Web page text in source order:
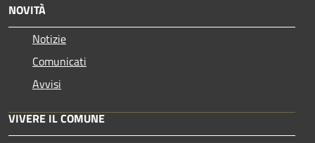
NOVITÀ
Notizie
Comunicati
Avvisi
VIVERE IL COMUNE